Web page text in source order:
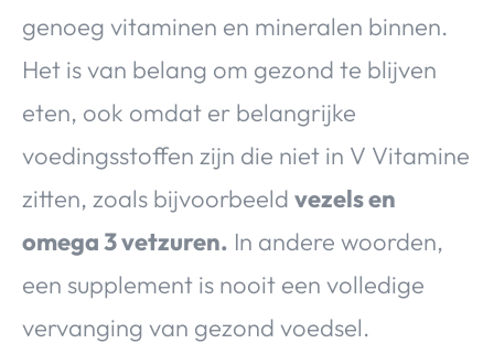
genoeg vitaminen en mineralen binnen.
Het is van belang om gezond te blijven
eten, ook omdat er belangrijke
voedingsstoffen zijn die niet in V Vitamine
zitten, zoals bijvoorbeeld vezels en
omega 3 vetzuren. In andere woorden,
een supplement is nooit een volledige
vervanging van gezond voedsel.